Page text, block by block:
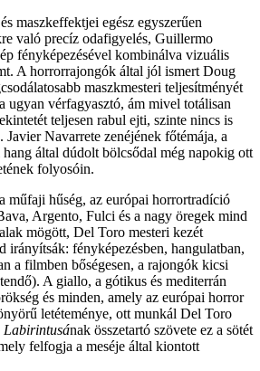
maszkeffektjei egész egyszerűen
való precíz odafigyelés, Guillermo
fényképezésével kombinálva vizuális
A horrorrajongók által jól ismert Doug
maszkmesteri teljesítményét
ugyan vérfagyasztó, ám mivel totálisan
teljesen rabul ejti, szinte nincs is
Navarrete zenéjének főtémája, a
által dúdolt bölcsődal még napokig ott
folyosóin.
műfaji hűség, az európai horrortradíció
Argento, Fulci és a nagy öregek mind
mögött, Del Toro mesteri kezét
irányítsák: fényképezésben, hangulatban,
a filmben bőségesen, a rajongók kicsi
A giallo, a gótikus és mediterrán
és minden, amely az európai horror
letéteménye, ott munkál Del Toro
Labirintusának összetartó szövete ez a sötét
felfogja a meséje által kiontott